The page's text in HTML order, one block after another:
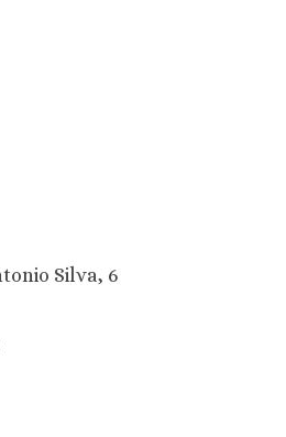
Silva, 6